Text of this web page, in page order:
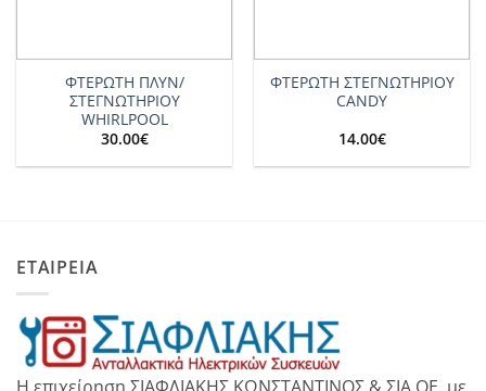
ΦΤΕΡΩΤΗ ΠΛΥΝ/
ΣΤΕΓΝΩΤΗΡΙΟΥ
WHIRLPOOL
30.00€
ΦΤΕΡΩΤΗ ΣΤΕΓΝΩΤΗΡΙΟΥ
CANDY
14.00€
ΕΤΑΙΡΕΙΑ